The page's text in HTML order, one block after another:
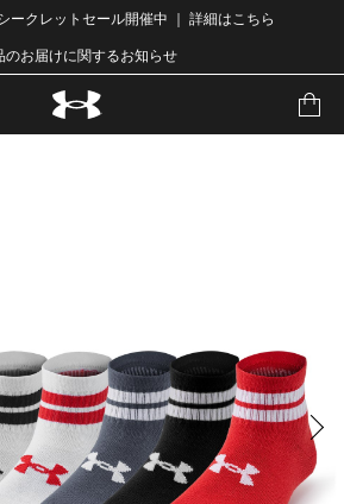
ークレットセール開催中 ｜ 詳細はこちら
のお届けに関するお知らせ